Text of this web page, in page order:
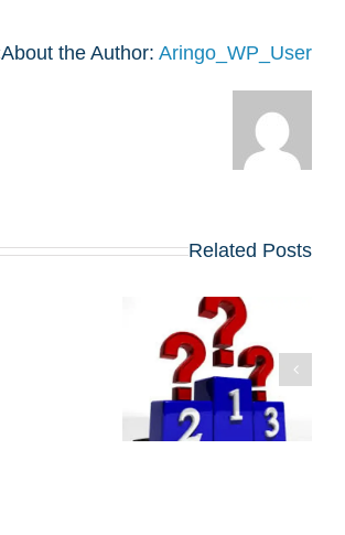
About the Author: Aringo_WP_User
Related Posts